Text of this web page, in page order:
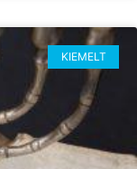
KIEMELT